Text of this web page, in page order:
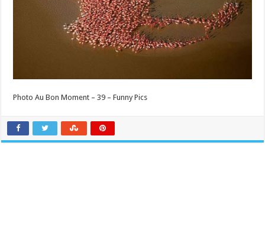
Photo Au Bon Moment – 39 – Funny Pics